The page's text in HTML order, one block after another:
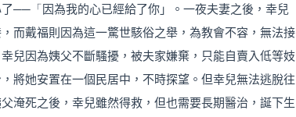
──「因為我的心已經給了你」。一夜夫妻之後，幸兒
而戴福則因為這一驚世駭俗之舉，為教會不容，無法接
兒因為姨父不斷騷擾，被夫家嫌棄，只能自賣入低等妓
將她安置在一個民居中，不時探望。但幸兒無法逃脫往
淹死之後，幸兒雖然得救，但也需要長期醫治，誕下生